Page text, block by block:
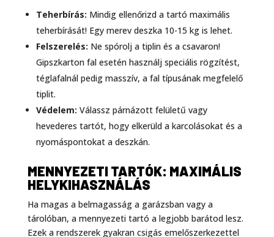
Teherbírás: Mindig ellenőrizd a tartó maximális
teherbírását! Egy merev deszka 10-15 kg is lehet.
Felszerelés: Ne spórolj a tiplin és a csavaron!
Gipszkarton fal esetén használj speciális rögzítést,
téglafalnál pedig masszív, a fal típusának megfelelő
tiplit.
Védelem: Válassz párnázott felületű vagy
hevederes tartót, hogy elkerüld a karcolásokat és a
nyomáspontokat a deszkán.
MENNYEZETI TARTÓK: MAXIMÁLIS
HELYKIHASZNÁLÁS
Ha magas a belmagasság a garázsban vagy a
tárolóban, a mennyezeti tartó a legjobb barátod lesz.
Ezek a rendszerek gyakran csigás emelőszerkezettel